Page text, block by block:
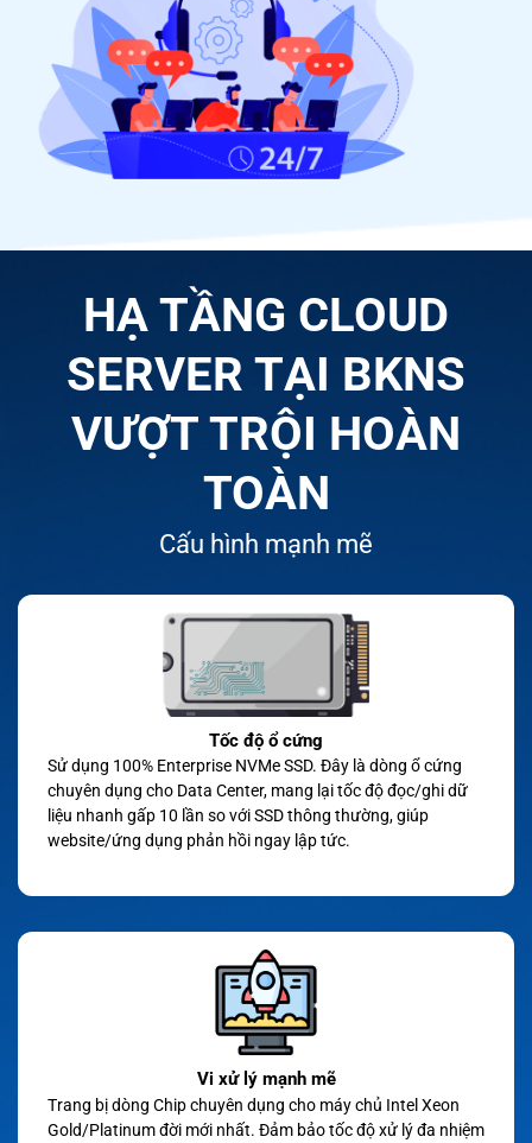
HẠ TẦNG CLOUD
SERVER TẠI BKNS
VƯỢT TRỘI HOÀN
TOÀN
Cấu hình mạnh mẽ
Tốc độ ổ cứng
Sử dụng 100% Enterprise NVMe SSD. Đây là dòng ổ cứng
chuyên dụng cho Data Center, mang lại tốc độ đọc/ghi dữ
liệu nhanh gấp 10 lần so với SSD thông thường, giúp
website/ứng dụng phản hồi ngay lập tức.
Vi xử lý mạnh mẽ
Trang bị dòng Chip chuyên dụng cho máy chủ Intel Xeon
Gold/Platinum đời mới nhất. Đảm bảo tốc độ xử lý đa nhiệm